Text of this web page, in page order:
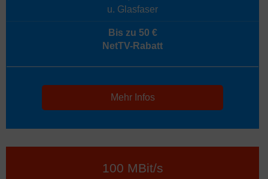
u. Glasfaser
Bis zu 50 €
NetTV-Rabatt
Mehr Infos
100 MBit/s